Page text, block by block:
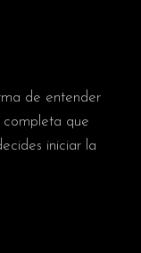
de entender
que
iniciar la